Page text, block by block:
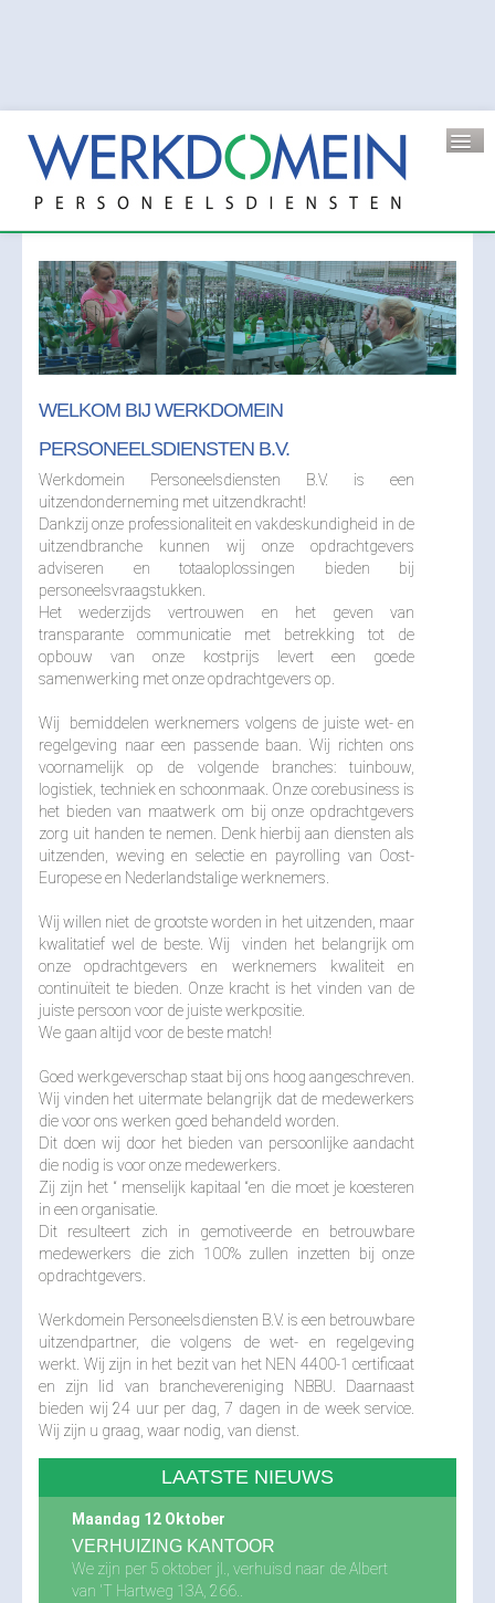
HOME
PIJLERS
WERKNEMERS
Inschrijven
Downloads
WERKGEVERS
Welkom bij
Selectieprocedure
Onze diensten
Goed werkgeverschap
Downloads
WELKOM BIJ WERKDOMEIN
PERSONEELSDIENSTEN B.V.
Werkdomein Personeelsdiensten B.V. is een
uitzendonderneming met uitzendkracht!
Dankzij onze professionaliteit en vakdeskundigheid in de
uitzendbranche kunnen wij onze opdrachtgevers
adviseren en totaaloplossingen bieden bij
personeelsvraagstukken.
Het wederzijds vertrouwen en het geven van
transparante communicatie met betrekking tot de
opbouw van onze kostprijs levert een goede
samenwerking met onze opdrachtgevers op.
Wij bemiddelen werknemers volgens de juiste wet- en
regelgeving naar een passende baan. Wij richten ons
voornamelijk op de volgende branches: tuinbouw,
logistiek, techniek en schoonmaak. Onze corebusiness is
het bieden van maatwerk om bij onze opdrachtgevers
zorg uit handen te nemen. Denk hierbij aan diensten als
uitzenden, weving en selectie en payrolling van Oost-
Europese en Nederlandstalige werknemers.
Wij willen niet de grootste worden in het uitzenden, maar
kwalitatief wel de beste. Wij vinden het belangrijk om
onze opdrachtgevers en werknemers kwaliteit en
continuïteit te bieden. Onze kracht is het vinden van de
juiste persoon voor de juiste werkpositie.
We gaan altijd voor de beste match!
Goed werkgeverschap staat bij ons hoog aangeschreven.
Wij vinden het uitermate belangrijk dat de medewerkers
die voor ons werken goed behandeld worden.
Dit doen wij door het bieden van persoonlijke aandacht
die nodig is voor onze medewerkers.
Zij zijn het “ menselijk kapitaal “en die moet je koesteren
in een organisatie.
Dit resulteert zich in gemotiveerde en betrouwbare
medewerkers die zich 100% zullen inzetten bij onze
opdrachtgevers.
Werkdomein Personeelsdiensten B.V. is een betrouwbare
uitzendpartner, die volgens de wet- en regelgeving
werkt. Wij zijn in het bezit van het NEN 4400-1 certificaat
en zijn lid van branchevereniging NBBU. Daarnaast
bieden wij 24 uur per dag, 7 dagen in de week service.
Wij zijn u graag, waar nodig, van dienst.
LAATSTE NIEUWS
Maandag 12 Oktober
VERHUIZING KANTOOR
We zijn per 5 oktober jl., verhuisd naar de Albert
van 'T Hartweg 13A, 266..